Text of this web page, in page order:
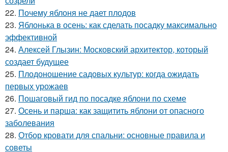
22. Почему яблоня не дает плодов
23. Яблонька в осень: как сделать посадку максимально
эффективной
24. Алексей Глызин: Московский архитектор, который
создает будущее
25. Плодоношение садовых культур: когда ожидать
первых урожаев
26. Пошаговый гид по посадке яблони по схеме
27. Осень и парша: как защитить яблони от опасного
заболевания
28. Отбор кровати для спальни: основные правила и
советы